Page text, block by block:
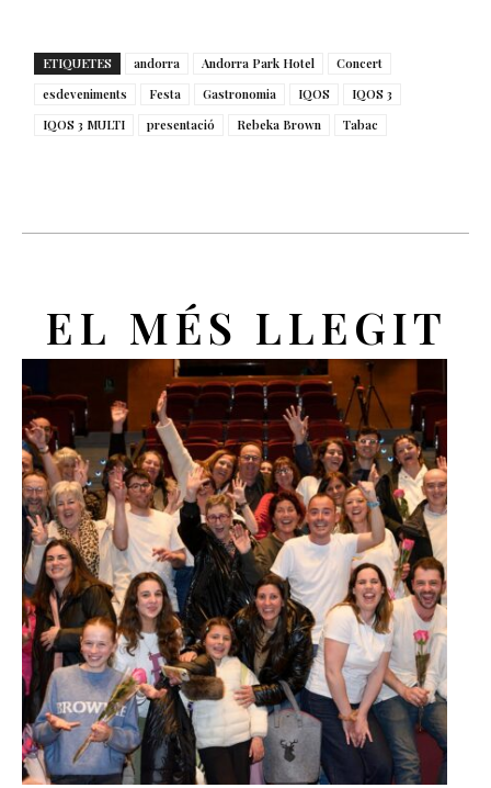
ETIQUETES andorra Andorra Park Hotel
Concert
esdeveniments
Festa Gastronomia IQOS
IQOS 3
IQOS 3 MULTI
presentació Rebeka Brown Tabac
EL MÉS LLEGIT